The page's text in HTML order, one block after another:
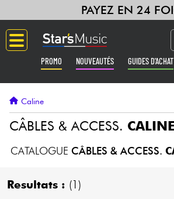
PAYEZ EN 24
PROMO NOUVEAUTÉS GUIDES D'ACHAT
Guitares & Basses
Amplis & Effets
Claviers & Pianos
Caline
CÂBLES & ACCESS. CALINE
CATALOGUE CÂBLES & ACCESS.
Resultats : (1)